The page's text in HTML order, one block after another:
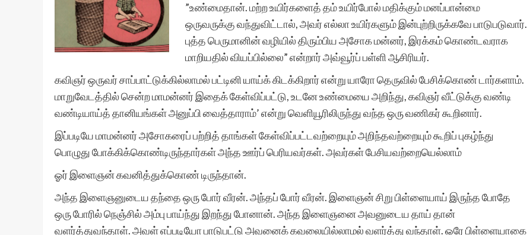
”உண்மைதான். மற்ற உயிர்களைத் தம் உயிர்போல் மதிக்கும் மனப்பான்மை
ஒருவருக்கு வந்துவிட்டால், அவர் எல்லா உயிர்களும் இன்புற்றிருக்கவே பாடுபடுவார்.
புத்த பெருமானின் வழியில் திரும்பிய அசோக மன்னர், இரக்கம் கொண்டவராக
மாறியதில் வியப்பில்லை” என்றார் அவ்வூர்ப் பள்ளி ஆசிரியர்.
கவிஞர் ஒருவர் சாப்பாட்டுக்கில்லாமல் பட்டினி யாய்க் கிடக்கிறார் என்று யாரோ தெருவில் பேசிக்கொண் டார்களாம்.
மாறுவேடத்தில் சென்ற மாமன்னர் இதைக் கேள்விப்பட்டு, உடனே உண்மையை அறிந்து, கவிஞர் வீட்டுக்கு வண்டி
வண்டியாய்த் தானியங்கள் அனுப்பி வைத்தாராம்’ என்று வெளியூரிலிருந்து வந்த ஒரு வணிகர் கூறினார்.
இப்படியே மாமன்னர் அசோகரைப் பற்றித் தாங்கள் கேள்விப்பட்டவற்றையும் அறிந்தவற்றையும் கூறிப் புகழ்ந்து
பொழுது போக்கிக்கொண்டிருந்தார்கள் அந்த ஊர்ப் பெரியவர்கள். அவர்கள் பேசியவற்றையெல்லாம்
ஓர் இளைஞன் கவனித்துக்கொண் டிருந்தான்.
அந்த இளைஞனுடைய தந்தை ஒரு போர் வீரன். அந்தப் போர் வீரன். இளைஞன் சிறு பிள்ளையாய் இருந்த போதே
ஒரு போரில் நெஞ்சில் அம்பு பாய்ந்து இறந்து போனான். அந்த இளைஞனை அவனுடைய தாய் தான்
வளர்த்துவந்தாள். அவள் எப்படியோ பாடுபட்டு அவனைக் கவலையில்லாமல் வளர்த்து வந்தாள். ஒரே பிள்ளையாகை
என்னைப் போன்ற வளர்ந்து